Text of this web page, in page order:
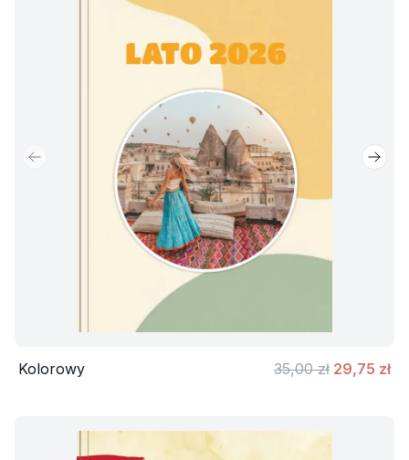
Poprzedni slajd
Kolorowy 35,00 zł 29,75 zł